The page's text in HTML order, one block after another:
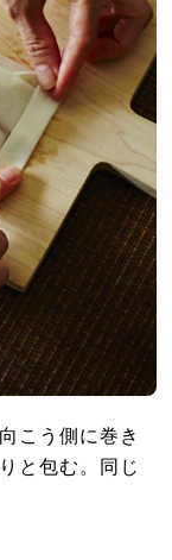
こう側に巻き
と包む。同じ